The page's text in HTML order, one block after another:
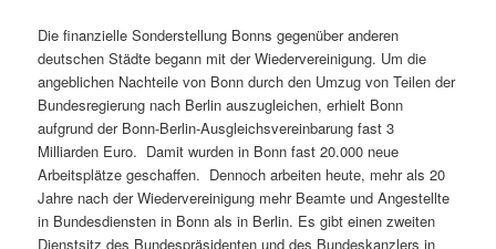
Die finanzielle Sonderstellung Bonns gegenüber anderen
deutschen Städte begann mit der Wiedervereinigung. Um die
angeblichen Nachteile von Bonn durch den Umzug von Teilen der
Bundesregierung nach Berlin auszugleichen, erhielt Bonn
aufgrund der Bonn-Berlin-Ausgleichsvereinbarung fast 3
Milliarden Euro. Damit wurden in Bonn fast 20.000 neue
Arbeitsplätze geschaffen. Dennoch arbeiten heute, mehr als 20
Jahre nach der Wiedervereinigung mehr Beamte und Angestellte
in Bundesdiensten in Bonn als in Berlin. Es gibt einen zweiten
Dienstsitz des Bundespräsidenten und des Bundeskanzlers in